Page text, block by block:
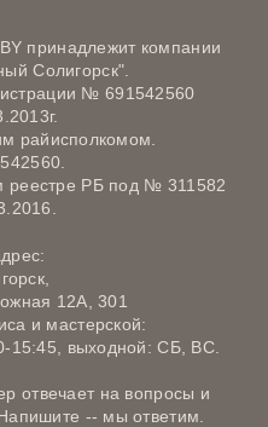
принадлежит компании
Солигорск".
№ 691542560
райисполкомом.
реестре РБ под № 311582
12А, 301
и мастерской:
выходной: СБ, ВС.
отвечает на вопросы и
-- мы ответим.